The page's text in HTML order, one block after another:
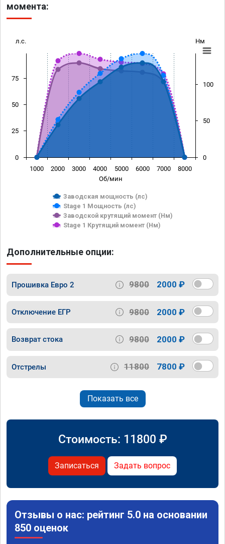
момента:
Об/мин
л.с. Нм
Заводская мощность (лс)
Stage 1 Мощность (лс)
Заводской крутящий момент (Нм)
Stage 1 Крутящий момент (Нм)
1000 2000 3000 4000 5000 6000 7000 8000
0
25
50
75
0
50
100
Дополнительные опции:
Прошивка Евро 2 9800 2000 ₽
Отключение ЕГР 9800 2000 ₽
Возврат стока 9800 2000 ₽
Отстрелы 11800 7800 ₽
Показать все
Стоимость: 11800 ₽
Записаться Задать вопрос
Отзывы о нас: рейтинг 5.0 на основании
850 оценок